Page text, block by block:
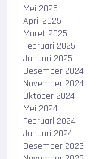
Mei 2025
April 2025
Maret 2025
Februari 2025
Januari 2025
Desember 2024
November 2024
Oktober 2024
Mei 2024
Februari 2024
Januari 2024
Desember 2023